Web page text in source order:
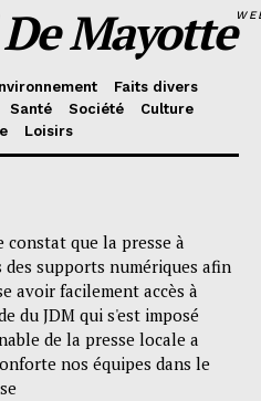
Mayotte
Faits divers
Santé Société
Culture
Loisirs
constat que la presse à
supports numériques afin
avoir facilement accès à
du JDM qui s'est imposé
de la presse locale a
nos équipes dans le